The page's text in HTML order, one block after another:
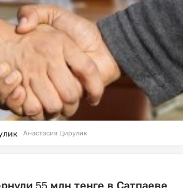
Анастасия Цирулик
55 млн тенге в Сатпаеве